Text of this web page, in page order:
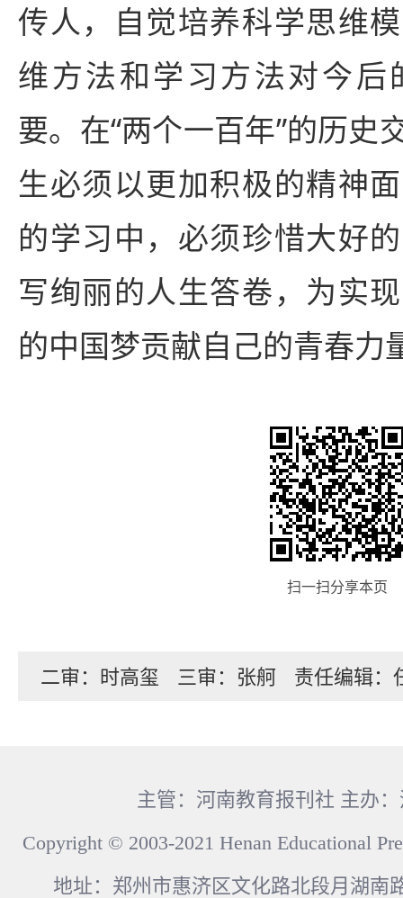
传人，自觉培养科学思维
维方法和学习方法对今后
要。在“两个一百年”的历史
生必须以更加积极的精神
的学习中，必须珍惜大好
写绚丽的人生答卷，为实
的中国梦贡献自己的青春力
扫一扫分享本页
二审：时高玺 三审：张舸 责任编辑：
主管：河南教育报刊社 主办
Copyright © 2003-2021 Henan Educational
地址：郑州市惠济区文化路北段月湖南